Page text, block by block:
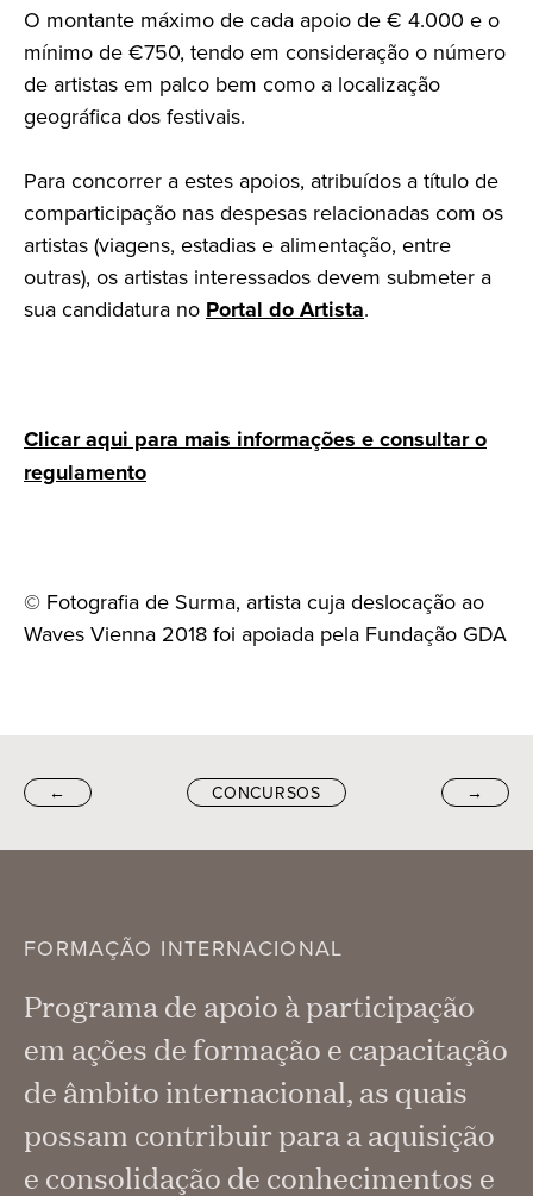
O montante máximo de cada apoio de € 4.000 e o
mínimo de €750, tendo em consideração o número
de artistas em palco bem como a localização
geográfica dos festivais.
Para concorrer a estes apoios, atribuídos a título de
comparticipação nas despesas relacionadas com os
artistas (viagens, estadias e alimentação, entre
outras), os artistas interessados devem submeter a
sua candidatura no Portal do Artista.
Clicar aqui para mais informações e consultar o
regulamento
© Fotografia de Surma, artista cuja deslocação ao
Waves Vienna 2018 foi apoiada pela Fundação GDA
← CONCURSOS →
FORMAÇÃO INTERNACIONAL
Programa de apoio à participação
em ações de formação e capacitação
de âmbito internacional, as quais
possam contribuir para a aquisição
e consolidação de conhecimentos e